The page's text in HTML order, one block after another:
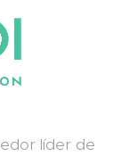
líder de